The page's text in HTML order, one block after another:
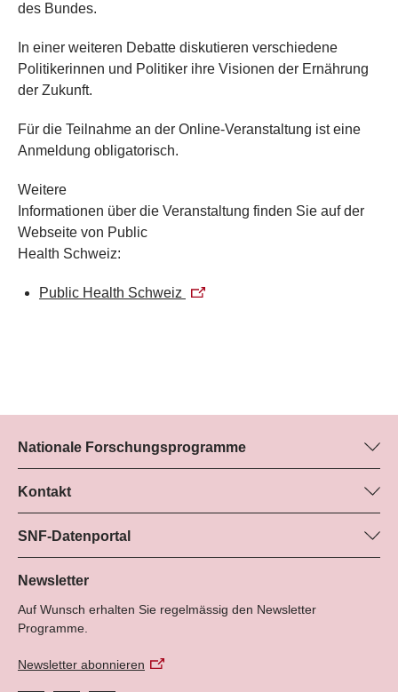
des Bundes.
​​In einer weiteren Debatte diskutieren verschiedene
Politikerinnen und Politiker ihre Visionen der Ernährung
der Zukunft.
​​Für die Teilnahme an der Online-Veranstaltung ist eine
Anmeldung obligatorisch.
Weitere
Informationen über die Veranstaltung finden Sie auf der
Webseite von Public
Health Schweiz:​​
Public Health Schweiz
Nationale Forschungsprogramme
Hier finden Sie Informationen zu allen Nationalen
Forschungsprogrammen (NFP):
Alle NFP
Kontakt
Programm-Managerin
Dr. Marjory Hunt, SNF
Tel.: +
22
SNF-Datenportal
Hier finden Sie umfangreiche Informationen zu den vom SNF
geförderten Projekten.
Zum Datenportal
Newsletter
Auf Wunsch erhalten Sie regelmässig den Newsletter
Programme.
Newsletter abonnieren